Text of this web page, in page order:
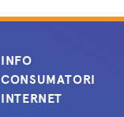
INFO
CONSUMATORI
INTERNET